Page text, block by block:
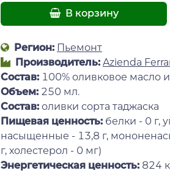
В корзину
Регион: Пьемонт
Производитель: Azienda
Состав: 100% оливковое масло
Объем: 250 мл.
Состав: оливки сорта таджаска
Пищевая ценность: белки - 0 г,
насыщенные - 13,8 г,
г, холестерол - 0 мг)
Энергетическая ценность: 824